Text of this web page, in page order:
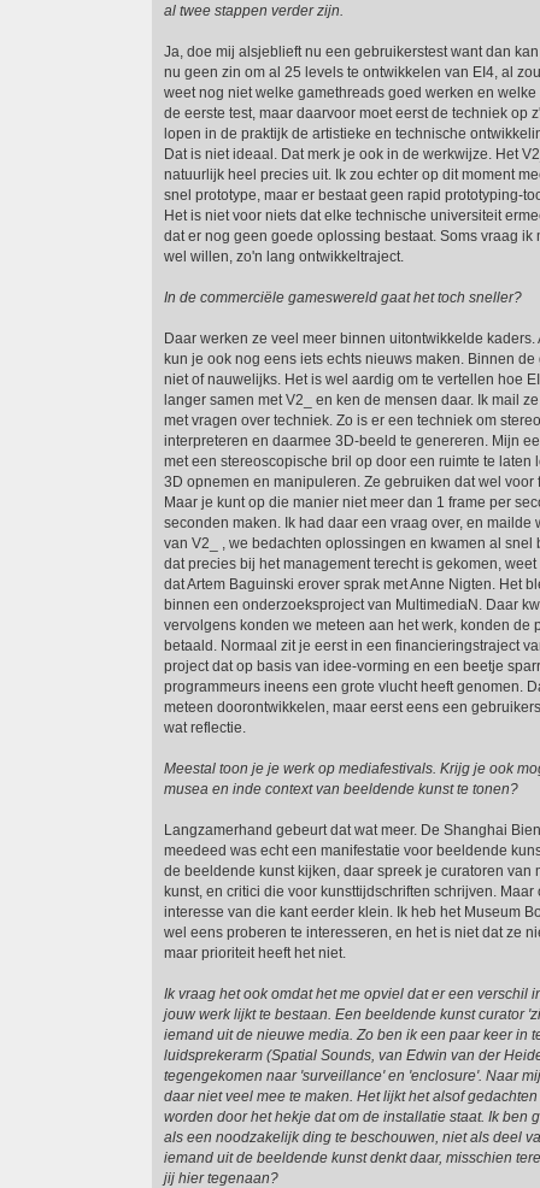
al twee stappen verder zijn.
Ja, doe mij alsjeblieft nu een gebruikerstest want dan
nu geen zin om al 25 levels te ontwikkelen van EI4, al
weet nog niet welke gamethreads goed werken en
de eerste test, maar daarvoor moet eerst de techniek op
lopen in de praktijk de artistieke en technische
Dat is niet ideaal. Dat merk je ook in de werkwijze. Het
natuurlijk heel precies uit. Ik zou echter op dit moment
snel prototype, maar er bestaat geen rapid prototyping-
Het is niet voor niets dat elke technische universiteit
dat er nog geen goede oplossing bestaat. Soms vraag ik
wel willen, zo'n lang ontwikkeltraject.
In de commerciële gameswereld gaat het toch sneller?
Daar werken ze veel meer binnen uitontwikkelde kaders.
kun je ook nog eens iets echts nieuws maken. Binnen
niet of nauwelijks. Het is wel aardig om te vertellen hoe
langer samen met V2_ en ken de mensen daar. Ik mail
met vragen over techniek. Zo is er een techniek om
interpreteren en daarmee 3D-beeld te genereren. Mijn
met een stereoscopische bril op door een ruimte te laten
3D opnemen en manipuleren. Ze gebruiken dat wel voor
Maar je kunt op die manier niet meer dan 1 frame per
seconden maken. Ik had daar een vraag over, en mailde
van V2_ , we bedachten oplossingen en kwamen al snel
dat precies bij het management terecht is gekomen,
dat Artem Baguinski erover sprak met Anne Nigten. Het
binnen een onderzoeksproject van MultimediaN. Daar
vervolgens konden we meteen aan het werk, konden de
betaald. Normaal zit je eerst in een financieringstraject
project dat op basis van idee-vorming en een beetje
programmeurs ineens een grote vlucht heeft genomen.
meteen doorontwikkelen, maar eerst eens een
wat reflectie.
Meestal toon je je werk op mediafestivals. Krijg je ook
musea en inde context van beeldende kunst te tonen?
Langzamerhand gebeurt dat wat meer. De Shanghai
meedeed was echt een manifestatie voor beeldende
de beeldende kunst kijken, daar spreek je curatoren van
kunst, en critici die voor kunsttijdschriften schrijven.
interesse van die kant eerder klein. Ik heb het Museum
wel eens proberen te interesseren, en het is niet dat ze
maar prioriteit heeft het niet.
Ik vraag het ook omdat het me opviel dat er een verschil
jouw werk lijkt te bestaan. Een beeldende kunst curator
iemand uit de nieuwe media. Zo ben ik een paar keer in
luidsprekerarm (Spatial Sounds, van Edwin van der
tegengekomen naar 'surveillance' en 'enclosure'. Naar
daar niet veel mee te maken. Het lijkt het alsof
worden door het hekje dat om de installatie staat. Ik ben
als een noodzakelijk ding te beschouwen, niet als deel
iemand uit de beeldende kunst denkt daar, misschien
jij hier tegenaan?